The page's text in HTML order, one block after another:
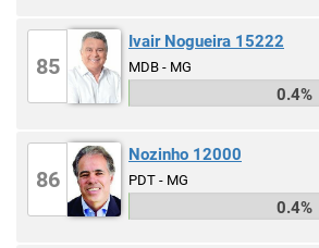
85
Ivair Nogueira 15222
MDB - MG
0.4%
86
Nozinho 12000
PDT - MG
0.4%